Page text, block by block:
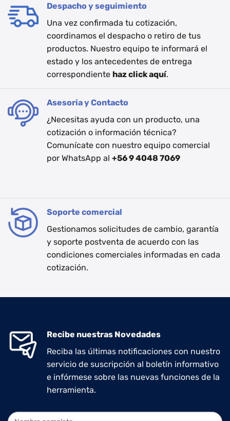
Despacho y seguimiento
Una vez confirmada tu cotización,
coordinamos el despacho o retiro de tus
productos. Nuestro equipo te informará el
estado y los antecedentes de entrega
correspondiente haz click aquí.
Asesoria y Contacto
¿Necesitas ayuda con un producto, una
cotización o información técnica?
Comunícate con nuestro equipo comercial
por WhatsApp al +56 9 4048 7069
Soporte comercial
Gestionamos solicitudes de cambio, garantía
y soporte postventa de acuerdo con las
condiciones comerciales informadas en cada
cotización.
Recibe nuestras Novedades
Reciba las últimas notificaciones con nuestro
servicio de suscripción al boletín informativo
e infórmese sobre las nuevas funciones de la
herramienta.
NEWLETTER